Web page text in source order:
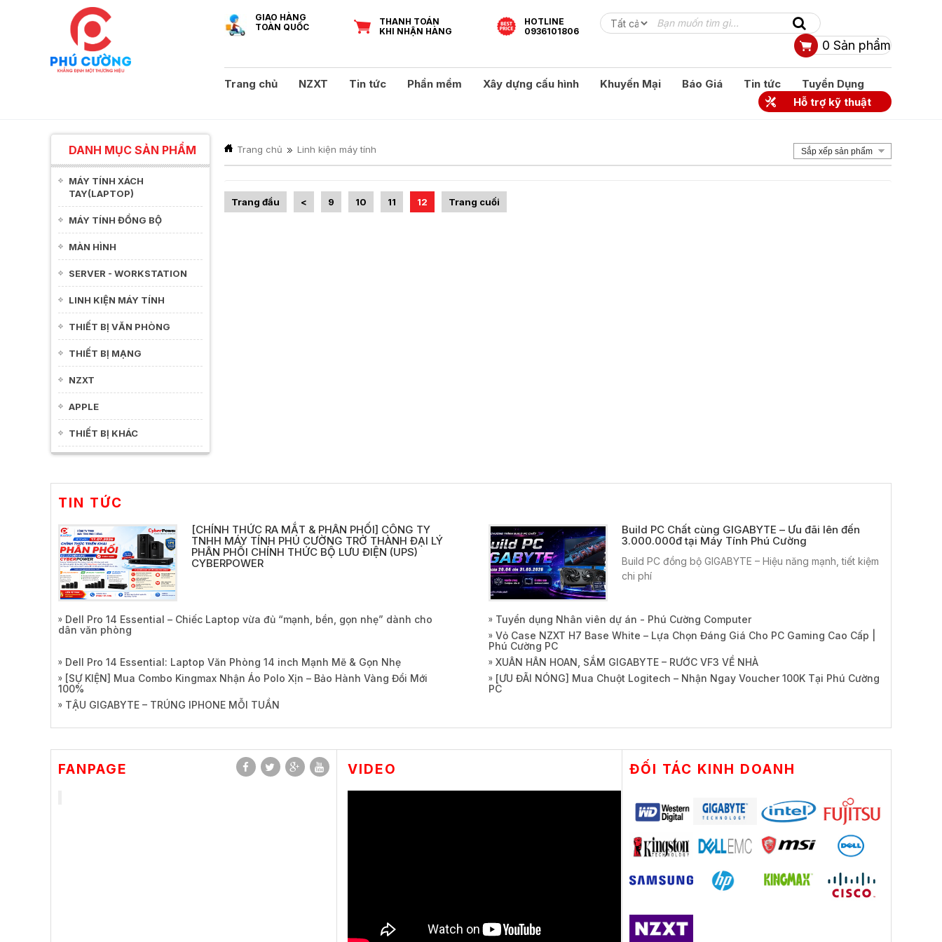
GIAO HÀNG
TOÀN QUỐC
THANH TOÁN
KHI NHẬN HÀNG
HOTLINE
0936101806
0 Sản phẩm
Trang chủ NZXT Tin tức Phần mềm Xây dựng cấu hình Khuyến Mại Báo Giá Tin tức
Tuyển Dụng
Hỗ trợ kỹ thuật
DANH MỤC SẢN PHẨM
MÁY TÍNH XÁCH
TAY(LAPTOP)
MÁY TÍNH ĐỒNG BỘ
MÀN HÌNH
SERVER - WORKSTATION
LINH KIỆN MÁY TÍNH
THIẾT BỊ VĂN PHÒNG
THIẾT BỊ MẠNG
NZXT
APPLE
THIẾT BỊ KHÁC
Trang chủ Linh kiện máy tính Sắp xếp sản phẩm
Trang đầu < 9 10 11 12 Trang cuối
TIN TỨC
[CHÍNH THỨC RA MẮT & PHÂN PHỐI] CÔNG TY
TNHH MÁY TÍNH PHÚ CƯỜNG TRỞ THÀNH ĐẠI LÝ
PHÂN PHỐI CHÍNH THỨC BỘ LƯU ĐIỆN (UPS)
CYBERPOWER
Build PC Chất cùng GIGABYTE – Ưu đãi lên đến
3.000.000đ tại Máy Tính Phú Cường
Build PC đồng bộ GIGABYTE – Hiệu năng mạnh, tiết kiệm
chi phí
Dell Pro 14 Essential – Chiếc Laptop vừa đủ “mạnh, bền, gọn nhẹ” dành cho
dân văn phòng
Tuyển dụng Nhân viên dự án - Phú Cường Computer
Vỏ Case NZXT H7 Base White – Lựa Chọn Đáng Giá Cho PC Gaming Cao Cấp |
Phú Cường PC
Dell Pro 14 Essential: Laptop Văn Phòng 14 inch Mạnh Mẽ & Gọn Nhẹ
XUÂN HÂN HOAN, SẮM GIGABYTE – RƯỚC VF3 VỀ NHÀ
[SỰ KIỆN] Mua Combo Kingmax Nhận Áo Polo Xịn – Bảo Hành Vàng Đổi Mới
100%
[ƯU ĐÃI NÓNG] Mua Chuột Logitech – Nhận Ngay Voucher 100K Tại Phú Cường
PC
TẬU GIGABYTE – TRÚNG IPHONE MỖI TUẦN
FANPAGE VIDEO ĐỐI TÁC KINH DOANH